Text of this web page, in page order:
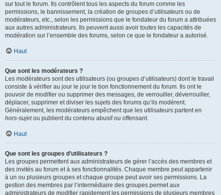
sur tout le forum. Ils contrôlent tous les aspects du forum comme les
permissions, le bannissement, la création de groupes d’utilisateurs ou de
modérateurs, etc., selon les permissions que le fondateur du forum a attribuées
aux autres administrateurs. Ils peuvent aussi avoir toutes les capacités de
modération sur l’ensemble des forums, selon ce que le fondateur a autorisé.
Haut
Que sont les modérateurs ?
Les modérateurs sont des utilisateurs (ou groupes d’utilisateurs) dont le travail
consiste à vérifier au jour le jour le bon fonctionnement du forum. Ils ont le
pouvoir de modifier ou supprimer des messages, de verrouiller, déverrouiller,
déplacer, supprimer et diviser les sujets des forums qu’ils modèrent.
Généralement, les modérateurs empêchent que les utilisateurs partent en
hors-sujetou publient du contenu abusif ou offensant.
Haut
Que sont les groupes d’utilisateurs ?
Les groupes permettent aux administrateurs de gérer l’accès des membres et
des invités au forum et à ses fonctionnalités. Chaque membre peut appartenir
à un ou plusieurs groupes et chaque groupe peut avoir ses permissions. La
gestion des membres par l’intermédiaire des groupes permet aux
administrateurs de modifier rapidement les permissions de plusieurs membres